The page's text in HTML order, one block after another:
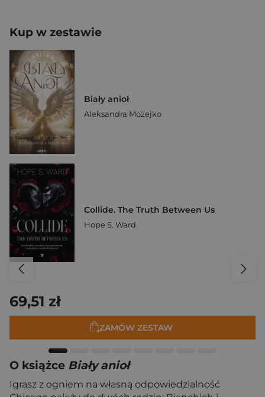
Kup w zestawie
Biały anioł
Aleksandra Możejko
Collide. The Truth Between Us
Hope S. Ward
69,51 zł
ZAMÓW ZESTAW
O książce Biały anioł
Igrasz z ogniem na własną odpowiedzialność